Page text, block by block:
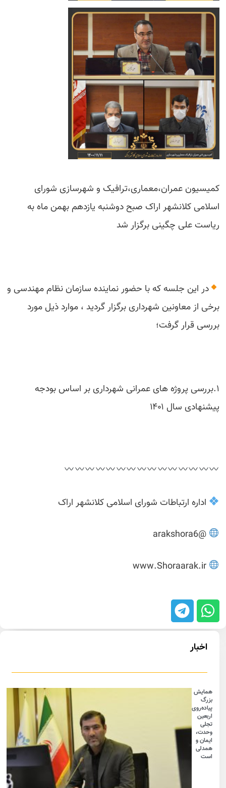
کمیسیون عمران،معماری،ترافیک و‌ شهرسازی شورای
اسلامی کلانشهر اراک صبح دوشنبه یازدهم بهمن ماه به
ریاست علی چگینی برگزار شد
در این جلسه که با حضور نماینده سازمان نظام مهندسی و
برخی از معاونین شهرداری برگزار گردید ، موارد ذیل مورد
بررسی قرار گرفت؛
۱.بررسی پروژه های عمرانی شهرداری بر اساس بودجه
پیشنهادی سال ۱۴۰۱
اداره ارتباطات شورای اسلامی کلانشهر اراک
@arakshora6
www.Shoraarak.ir
اخبار
همایش
بزرگ
پیاده‌روی
اربعین
تجلی
وحدت،
ایمان و
همدلی
است